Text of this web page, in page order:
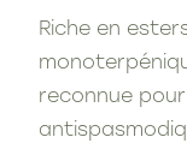
Riche en
reconnue